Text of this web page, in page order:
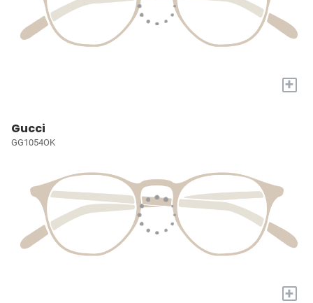
+
Gucci
GG1054OK
+